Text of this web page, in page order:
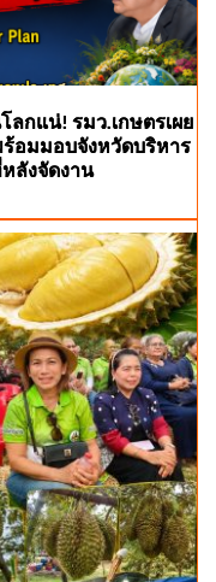
กแน่! รมว.เกษตรเผย
อมมอบจังหวัดบริหาร
ลังจัดงาน